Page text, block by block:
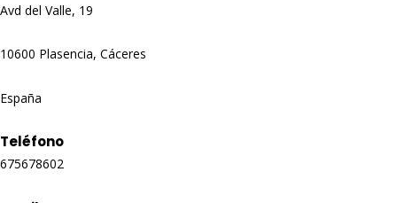
Avd del Valle, 19
10600 Plasencia, Cáceres
España
Teléfono
675678602